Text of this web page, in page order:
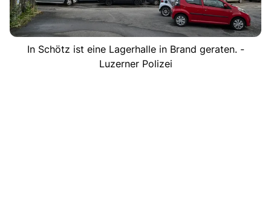
In Schötz ist eine Lagerhalle in Brand geraten. -
Luzerner Polizei